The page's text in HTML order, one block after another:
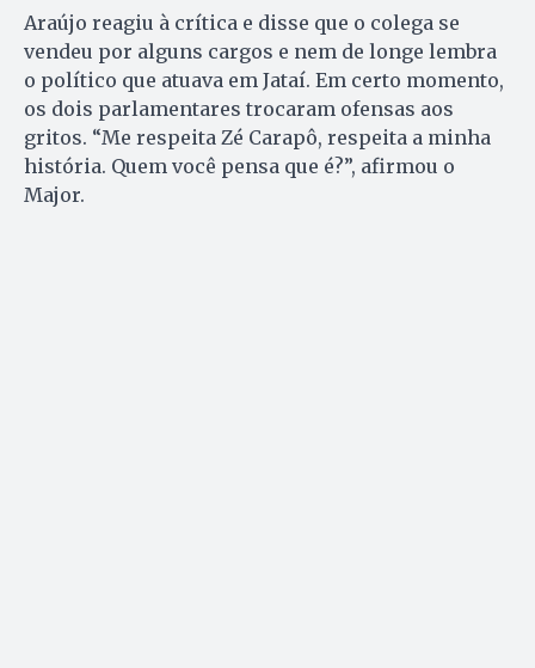
Araújo reagiu à crítica e disse que o colega se
vendeu por alguns cargos e nem de longe lembra
o político que atuava em Jataí. Em certo momento,
os dois parlamentares trocaram ofensas aos
gritos. “Me respeita Zé Carapô, respeita a minha
história. Quem você pensa que é?”, afirmou o
Major.